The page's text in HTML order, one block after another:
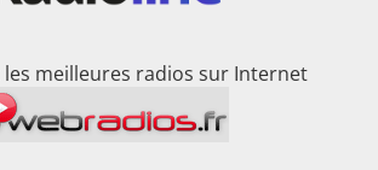
les meilleures radios sur Internet